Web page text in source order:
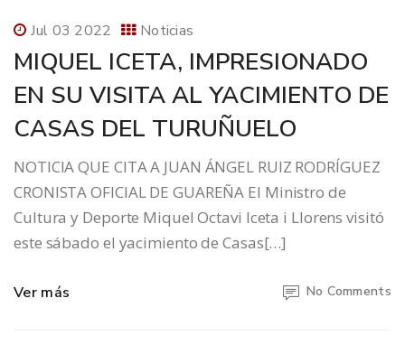
Jul 03 2022 Noticias
MIQUEL ICETA, IMPRESIONADO
EN SU VISITA AL YACIMIENTO DE
CASAS DEL TURUÑUELO
NOTICIA QUE CITA A JUAN ÁNGEL RUIZ RODRÍGUEZ
CRONISTA OFICIAL DE GUAREÑA El Ministro de
Cultura y Deporte Miquel Octavi Iceta i Llorens visitó
este sábado el yacimiento de Casas[…]
Ver más No Comments